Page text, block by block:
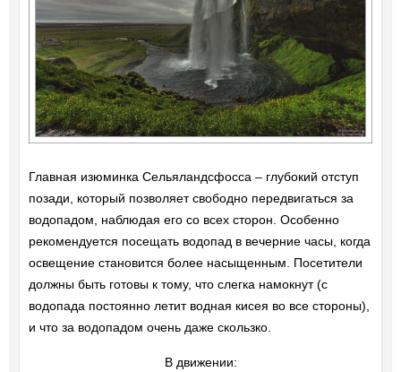
Главная изюминка Сельяландсфосса – глубокий отступ
позади, который позволяет свободно передвигаться за
водопадом, наблюдая его со всех сторон. Особенно
рекомендуется посещать водопад в вечерние часы, когда
освещение становится более насыщенным. Посетители
должны быть готовы к тому, что слегка намокнут (с
водопада постоянно летит водная кисея во все стороны),
и что за водопадом очень даже скользко.
В движении: